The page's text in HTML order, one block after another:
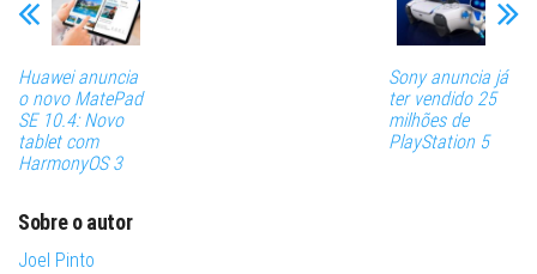
Huawei anuncia
o novo MatePad
SE 10.4: Novo
tablet com
HarmonyOS 3
Sony anuncia já
ter vendido 25
milhões de
PlayStation 5
Sobre o autor
Joel Pinto